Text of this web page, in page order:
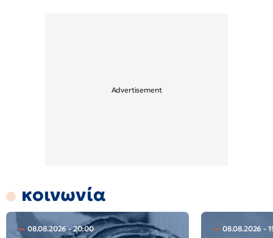
κοινωνία
08.08.2026 - 20:00 08.08.2026 -